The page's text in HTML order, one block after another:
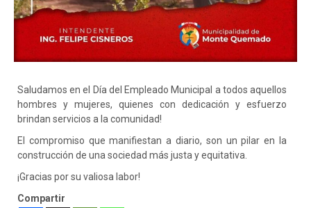
Saludamos en el Día del Empleado Municipal a todos aquellos
hombres y mujeres, quienes con dedicación y esfuerzo
brindan servicios a la comunidad!
El compromiso que manifiestan a diario, son un pilar en la
construcción de una sociedad más justa y equitativa.
¡Gracias por su valiosa labor!
Compartir